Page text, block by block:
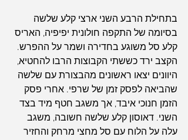
בתחילת הרבע השני ארצי קלע שלשה
בסיומה של התקפה חולונית יפיפיה, האריס
קלע סל משוגע בחדירה ושמר על ההפרש.
הקצב ירד כששתי הקבוצות הרבו להחטיא,
היוונים יצאו ראשונים מהבצורת עם שלשה
שהביאה לפסק זמן של שרפי. אחרי פסק
הזמן חנוכי איבד, אך משגב חטף מיד בצד
השני. דאוסון קלע שלשה חשובה, משגב
עלה על הלוח עם סל מחצי מרחק והחזיר